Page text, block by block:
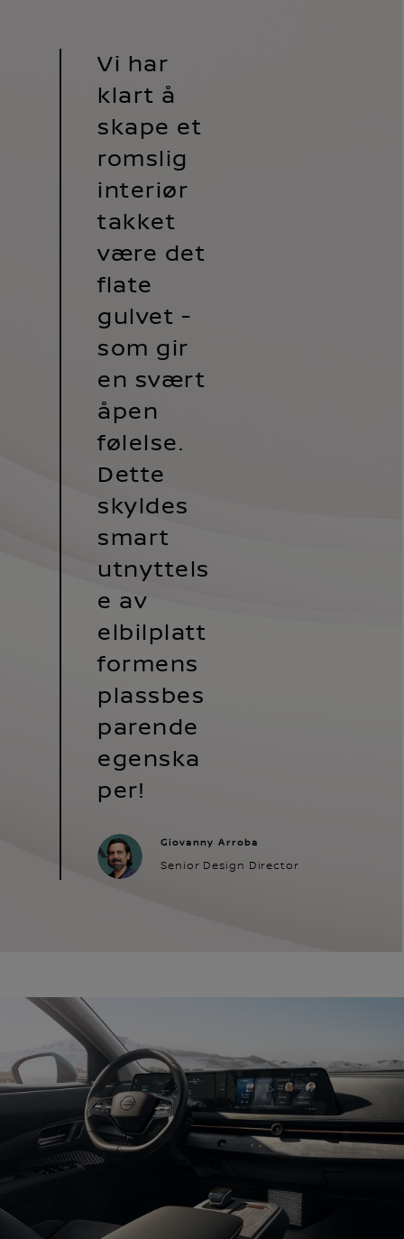
Vi har
klart å
skape et
romslig
interiør
takket
være det
flate
gulvet -
som gir
en svært
åpen
følelse.
Dette
skyldes
smart
utnyttels
e av
elbilplatt
formens
plassbes
parende
egenska
per!
Giovanny Arroba
Senior Design Director